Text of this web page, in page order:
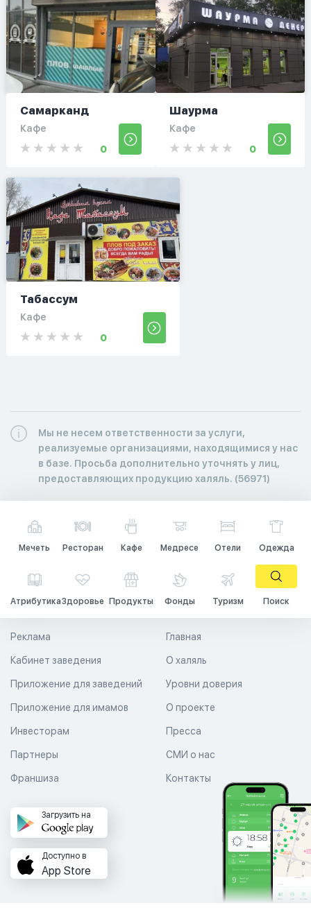
Самарканд
Кафе
0
Шаурма
Кафе
0
Табассум
Кафе
0
Мы не несем ответственности за услуги,
реализуемые организациями, находящимися у нас
в базе. Просьба дополнительно уточнять у лиц,
предоставляющих продукцию халяль. (56971)
Мечеть Ресторан Кафе Медресе Отели Одежда
АтрибутикаЗдоровье Продукты Фонды Туризм Поиск
Главная
О халяль
Уровни доверия
Реклама
Кабинет заведения
Приложение для заведений
Приложение для имамов О проекте
Пресса
СМИ о нас
Контакты
Инвесторам
Партнеры
Франшиза
Загрузить на
Доступно в
App Store